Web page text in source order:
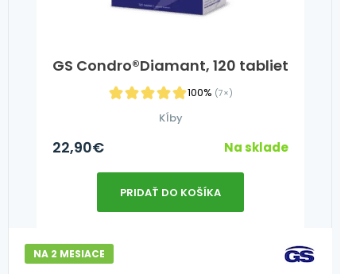
GS Condro®Diamant, 120 tabliet
100% (7×)
Kĺby
22,90€ Na sklade
PRIDAŤ DO KOŠÍKA
NA 2 MESIACE